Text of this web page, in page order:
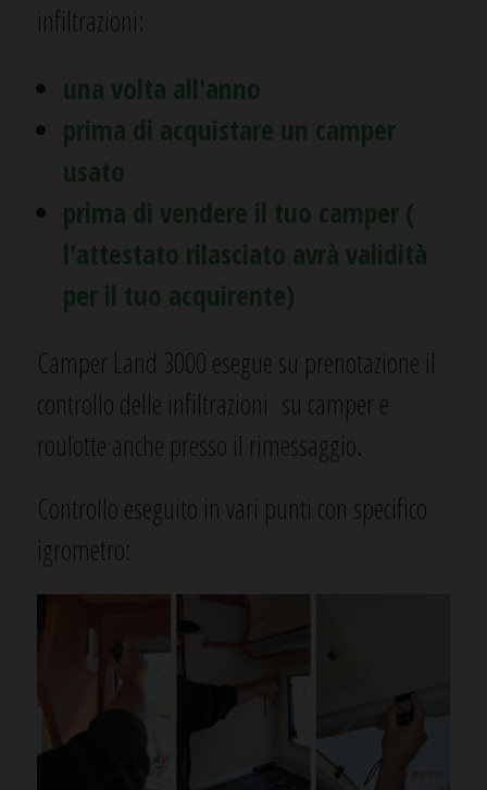
infiltrazioni:
una volta all'anno
prima di acquistare un camper
usato
prima di vendere il tuo camper (
l'attestato rilasciato avrà validità
per il tuo acquirente)
Camper Land 3000 esegue su prenotazione il
controllo delle infiltrazioni su camper e
roulotte anche presso il rimessaggio.
Controllo eseguito in vari punti con specifico
igrometro: